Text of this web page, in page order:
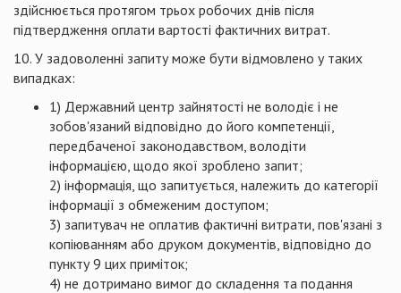
здійснюється протягом трьох робочих днів після
підтвердження оплати вартості фактичних витрат.
10. У задоволенні запиту може бути відмовлено у таких
випадках:
1) Державний центр зайнятості не володіє і не
зобов'язаний відповідно до його компетенції,
передбаченої законодавством, володіти
інформацією, щодо якої зроблено запит;
2) інформація, що запитується, належить до категорії
інформації з обмеженим доступом;
3) запитувач не оплатив фактичні витрати, пов'язані з
копіюванням або друком документів, відповідно до
пункту 9 цих приміток;
4) не дотримано вимог до складення та подання